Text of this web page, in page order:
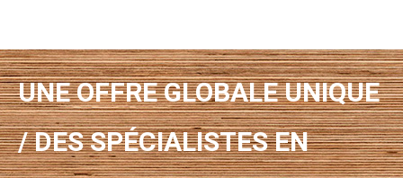
UNE OFFRE GLOBALE UNIQUE
/ DES SPÉCIALISTES EN